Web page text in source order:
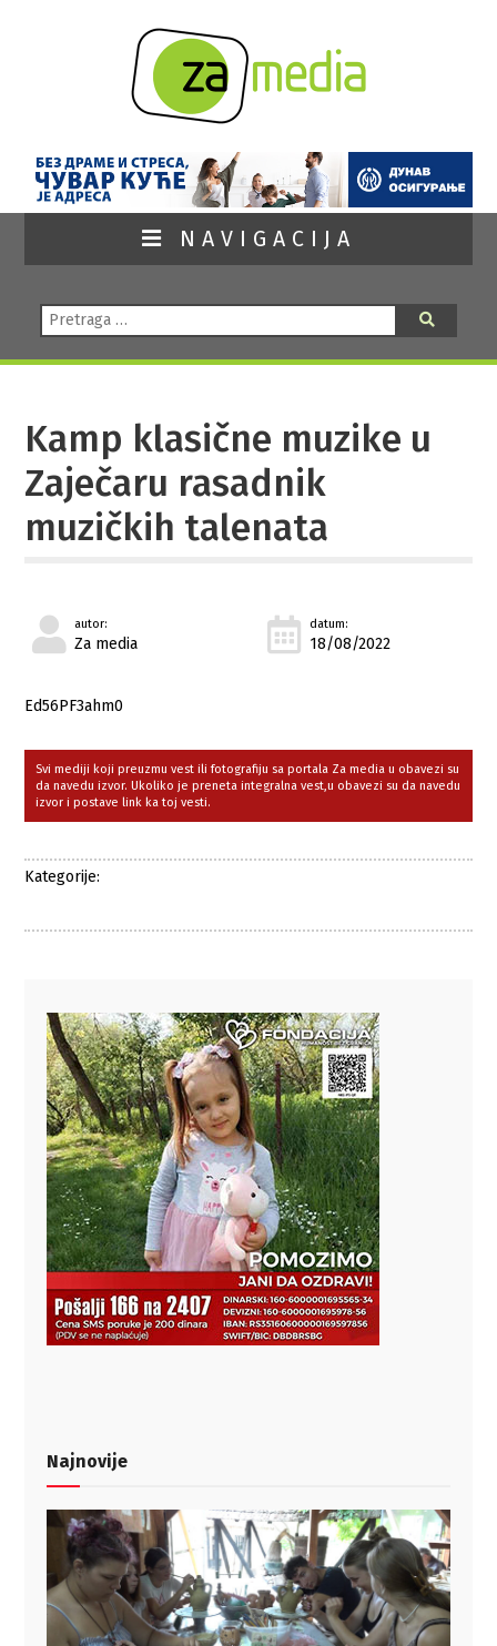
NAVIGACIJA
Pretraga:
Kamp klasične muzike u
Zaječaru rasadnik
muzičkih talenata
autor:
Za media
datum:
18/08/2022
Ed56PF3ahm0
Svi mediji koji preuzmu vest ili fotografiju sa portala Za media u obavezi su
da navedu izvor. Ukoliko je preneta integralna vest,u obavezi su da navedu
izvor i postave link ka toj vesti.
Kategorije:
Najnovije